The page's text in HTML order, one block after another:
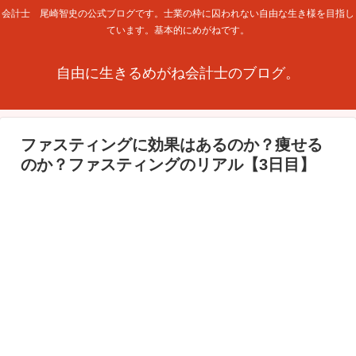
会計士 尾崎智史の公式ブログです。士業の枠に囚われない自由な生き様を目指し
ています。基本的にめがねです。
自由に生きるめがね会計士のブログ。
ファスティングに効果はあるのか？痩せる
のか？ファスティングのリアル【3日目】